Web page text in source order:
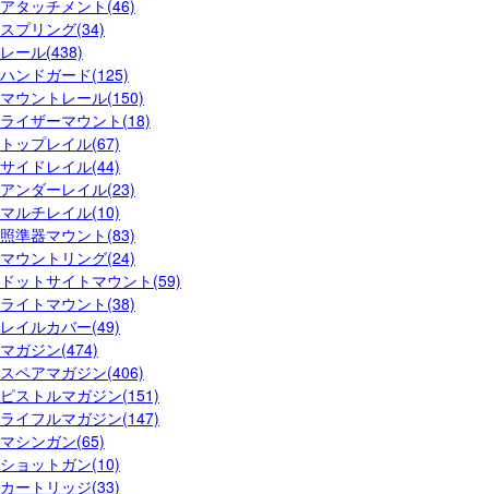
アタッチメント(46)
スプリング(34)
レール(438)
ハンドガード(125)
マウントレール(150)
ライザーマウント(18)
トップレイル(67)
サイドレイル(44)
アンダーレイル(23)
マルチレイル(10)
照準器マウント(83)
マウントリング(24)
ドットサイトマウント(59)
ライトマウント(38)
レイルカバー(49)
マガジン(474)
スペアマガジン(406)
ピストルマガジン(151)
ライフルマガジン(147)
マシンガン(65)
ショットガン(10)
カートリッジ(33)